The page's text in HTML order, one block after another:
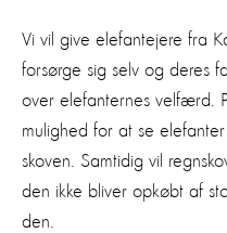
Vi vil give elefantejere fra
forsørge sig selv og deres
over elefanternes velfærd.
mulighed for at se
skoven. Samtidig vil
den ikke bliver opkøbt af
den.